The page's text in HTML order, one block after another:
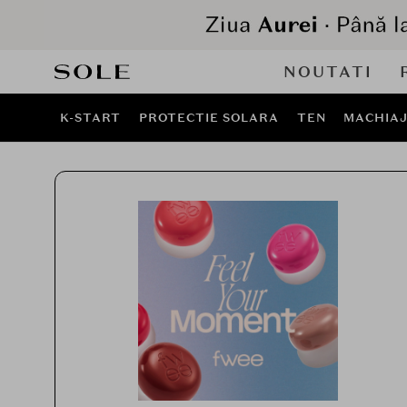
NOUTATI
K-START PROTECTIE SOLARA TEN MACHIAJ